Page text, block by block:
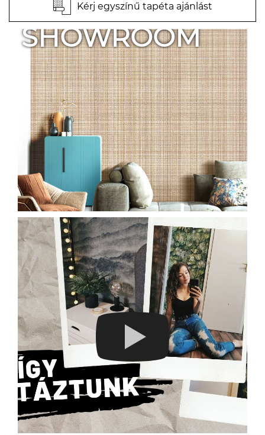
Kérj egyszínű tapéta ajánlást
SHOWROOM